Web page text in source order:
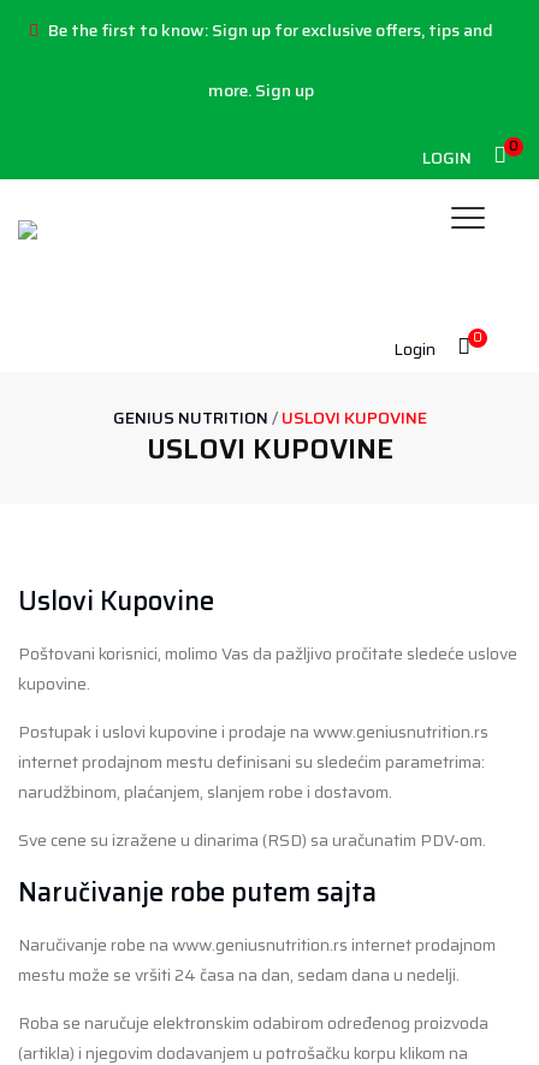
Be the first to know:Sign up for exclusive offers, tips and
more.Sign up
0
LOGIN
0
Login
GENIUS NUTRITION/USLOVI KUPOVINE
USLOVI KUPOVINE
Uslovi Kupovine
Poštovani korisnici, molimo Vas da pažljivo pročitate sledeće uslove
kupovine.
Postupak i uslovi kupovine i prodaje na www.geniusnutrition.rs
internet prodajnom mestu definisani su sledećim parametrima:
narudžbinom, plaćanjem, slanjem robe i dostavom.
Sve cene su izražene u dinarima (RSD) sa uračunatim PDV-om.
Naručivanje robe putem sajta
Naručivanje robe na www.geniusnutrition.rs internet prodajnom
mestu može se vršiti 24 časa na dan, sedam dana u nedelji.
Roba se naručuje elektronskim odabirom određenog proizvoda
(artikla) i njegovim dodavanjem u potrošačku korpu klikom na